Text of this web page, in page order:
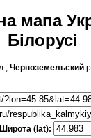
мапа
Білорусі
Черноземельский
Широта (lat):